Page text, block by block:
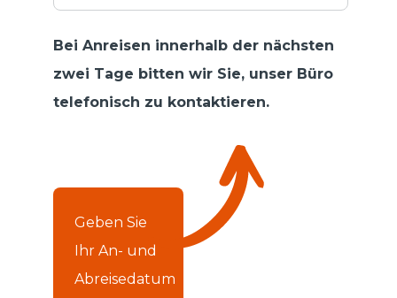
Bei Anreisen innerhalb der nächsten
zwei Tage bitten wir Sie, unser Büro
telefonisch zu kontaktieren.
Geben Sie
Ihr An- und
Abreisedatum